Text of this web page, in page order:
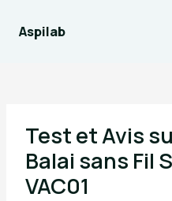
contenu
Aspilab
Test et Avis
Balai sans Fil
VAC01